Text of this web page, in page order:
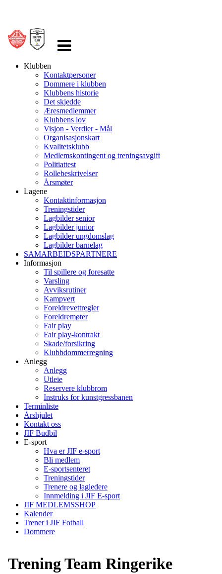
navigasjon
Klubben
Kontaktpersoner
Dommere i klubben
Klubbens historie
Det skjedde
Æresmedlemmer
Klubbens lov
Visjon - Verdier - Mål
Organisasjonskart
Kvalitetsklubb
Medlemskontingent og treningsavgift
Politiattest
Rollebeskrivelser
Årsmøter
Lagene
Kontaktinformasjon
Treningstider
Lagbilder senior
Lagbilder junior
Lagbilder ungdomslag
Lagbilder barnelag
SAMARBEIDSPARTNERE
Informasjon
Til spillere og foresatte
Varsling
Avviksrutiner
Kampvert
Foreldrevettregler
Foreldremøter
Fair play
Fair play-kontrakt
Skade/forsikring
Klubbdommerregning
Anlegg
Anlegg
Utleie
Reservere klubbrom
Instruks for kunstgressbanen
Terminliste
Årshjulet
Kontakt oss
JIF Budbil
E-sport
Hva er JIF e-sport
Bli medlem
E-sportsenteret
Treningstider
Trenere og lagledere
Innmelding i JIF E-sport
JIF MEDLEMSSHOP
Kalender
Trener i JIF Fotball
Dommere
Trening Team Ringerike